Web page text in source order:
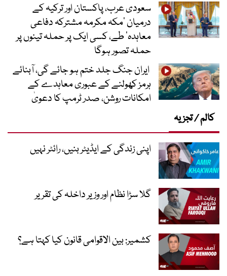
سعودی عرب، پاکستان اور ترکیہ کے
درمیان ’مکہ مکرمہ مشترکہ دفاعی
معاہدہ‘ طے، کسی ایک پر حملہ تینوں پر
حملہ تصور ہوگا
ایران جنگ جلد ختم ہو جائے گی، آبنائے
ہرمز کھولنے کے عبوری معاہدے کے
امکانات روشن، صدر ٹرمپ کا دعویٰ
کالم / تجزیہ
اپنی زندگی کے ایڈیٹر بنیں، رائٹر نہیں
گلا سڑا نظام اور وزیر داخلہ کی تقریر
کشمیر: بین الاقوامی قانون کیا کہتا ہے؟